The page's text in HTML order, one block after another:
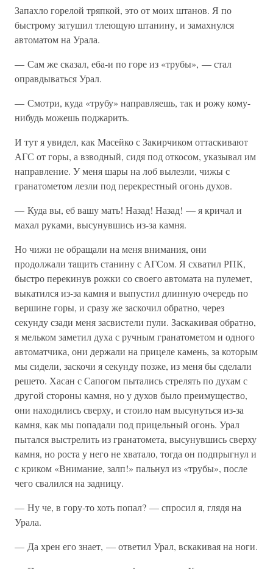
Запахло горелой тряпкой, это от моих штанов. Я по
быстрому затушил тлеющую штанину, и замахнулся
автоматом на Урала.
— Сам же сказал, еба-и по горе из «трубы», — стал
оправдываться Урал.
— Смотри, куда «трубу» направляешь, так и рожу кому-
нибудь можешь поджарить.
И тут я увидел, как Масейко с Закирчиком оттаскивают
АГС от горы, а взводный, сидя под откосом, указывал им
направление. У меня шары на лоб вылезли, чижы с
гранатометом лезли под перекрестный огонь духов.
— Куда вы, еб вашу мать! Назад! Назад! — я кричал и
махал руками, высунувшись из-за камня.
Но чижи не обращали на меня внимания, они
продолжали тащить станину с АГСом. Я схватил РПК,
быстро перекинув рожки со своего автомата на пулемет,
выкатился из-за камня и выпустил длинную очередь по
вершине горы, и сразу же заскочил обратно, через
секунду сзади меня засвистели пули. Заскакивая обратно,
я мельком заметил духа с ручным гранатометом и одного
автоматчика, они держали на прицеле камень, за которым
мы сидели, заскочи я секунду позже, из меня бы сделали
решето. Хасан с Сапогом пытались стрелять по духам с
другой стороны камня, но у духов было преимущество,
они находились сверху, и стоило нам высунуться из-за
камня, как мы попадали под прицельный огонь. Урал
пытался выстрелить из гранатомета, высунувшись сверху
камня, но роста у него не хватало, тогда он подпрыгнул и
с криком «Внимание, залп!» пальнул из «трубы», после
чего свалился на задницу.
— Ну че, в гору-то хоть попал? — спросил я, глядя на
Урала.
— Да хрен его знает, — ответил Урал, вскакивая на ноги.